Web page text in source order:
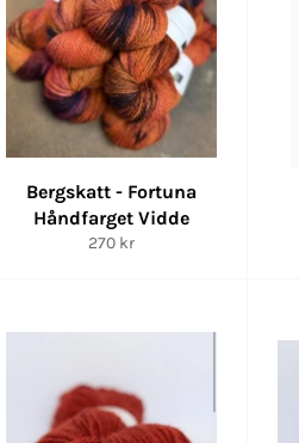
Bergskatt - Fortuna
Håndfarget Vidde
Vanlig
270 kr